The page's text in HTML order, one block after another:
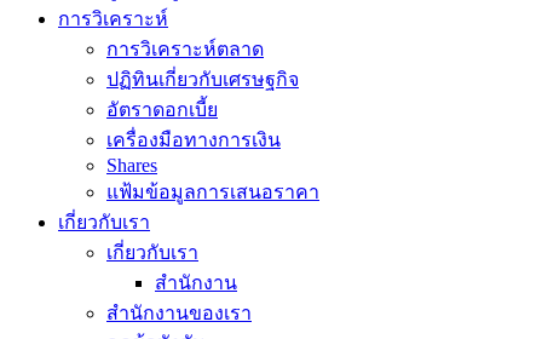
การวิเคราะห์
การวิเคราะห์ตลาด
ปฏิทินเกี่ยวกับเศรษฐกิจ
อัตราดอกเบี้ย
เครื่องมือทางการเงิน
Shares
แฟ้มข้อมูลการเสนอราคา
เกี่ยวกับเรา
เกี่ยวกับเรา
สำนักงาน
สำนักงานของเรา